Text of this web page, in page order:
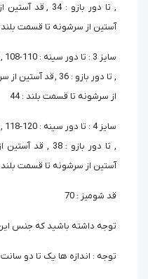
آستین از سرشونه تا قسمت بلند :
از سرشونه تا قسمت بلند : 44
آستین از سرشونه تا قسمت بلند :
قد شومیز : 70
توجه داشته باشید که جنس
توجه : اندازه ها یک تا دو